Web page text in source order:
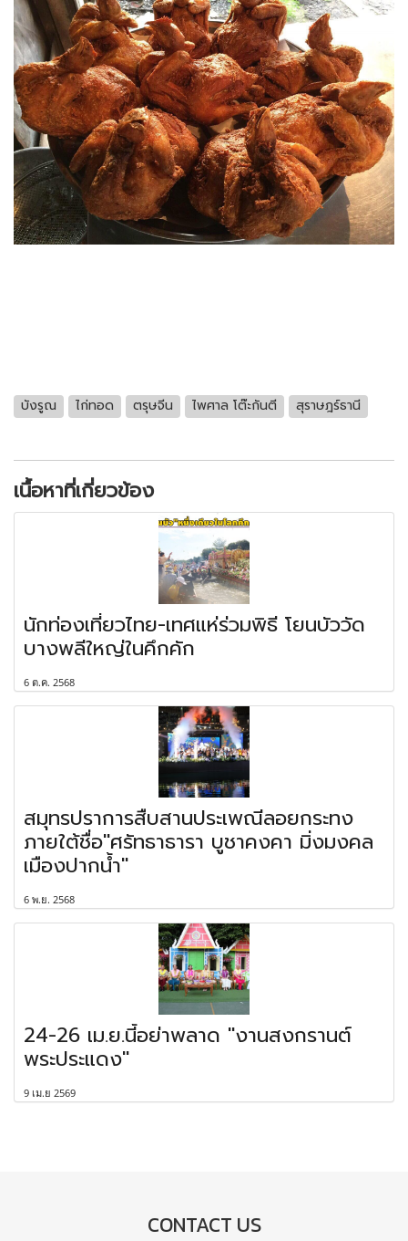
บังรูณ ไก่ทอด ตรุษจีน ไพศาล โต๊ะกันตี สุราษฎร์ธานี
เนื้อหาที่เกี่ยวข้อง
นักท่องเที่ยวไทย-เทศแห่ร่วมพิธี โยนบัววัด
บางพลีใหญ่ในคึกคัก
6 ต.ค. 2568
สมุทรปราการสืบสานประเพณีลอยกระทง
ภายใต้ชื่อ"ศรัทธาธารา บูชาคงคา มิ่งมงคล
เมืองปากน้ำ"
6 พ.ย. 2568
24-26 เม.ย.นี้อย่าพลาด "งานสงกรานต์
พระประแดง"
9 เม.ย 2569
CONTACT US